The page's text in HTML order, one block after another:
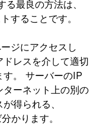
最良の方法は、
することです。
ジにアクセスし
レスを介して適切
す。 サーバーのIP
ーネット上の別の
得られる、
かります。